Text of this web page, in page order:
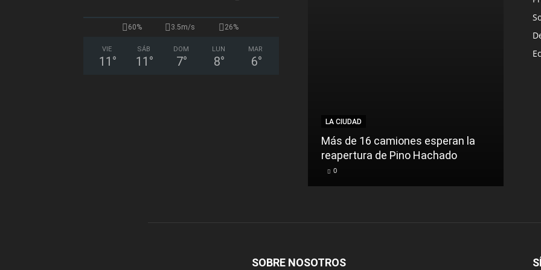
60% 3.5m/s 26%
VIE
11 °
SÁB
11 °
DOM
7°
LUN
8°
MAR
6°
LA CIUDAD
Más de 16 camiones esperan la
reapertura de Pino Hachado
0
SOBRE NOSOTROS